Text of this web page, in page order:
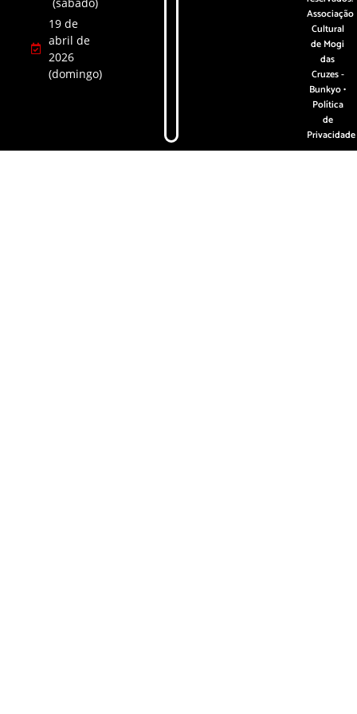
(sábado)
19 de
abril de
2026
(domingo)
Associação
Cultural
de Mogi
das
Cruzes -
Bunkyo •
Política
de
Privacidade